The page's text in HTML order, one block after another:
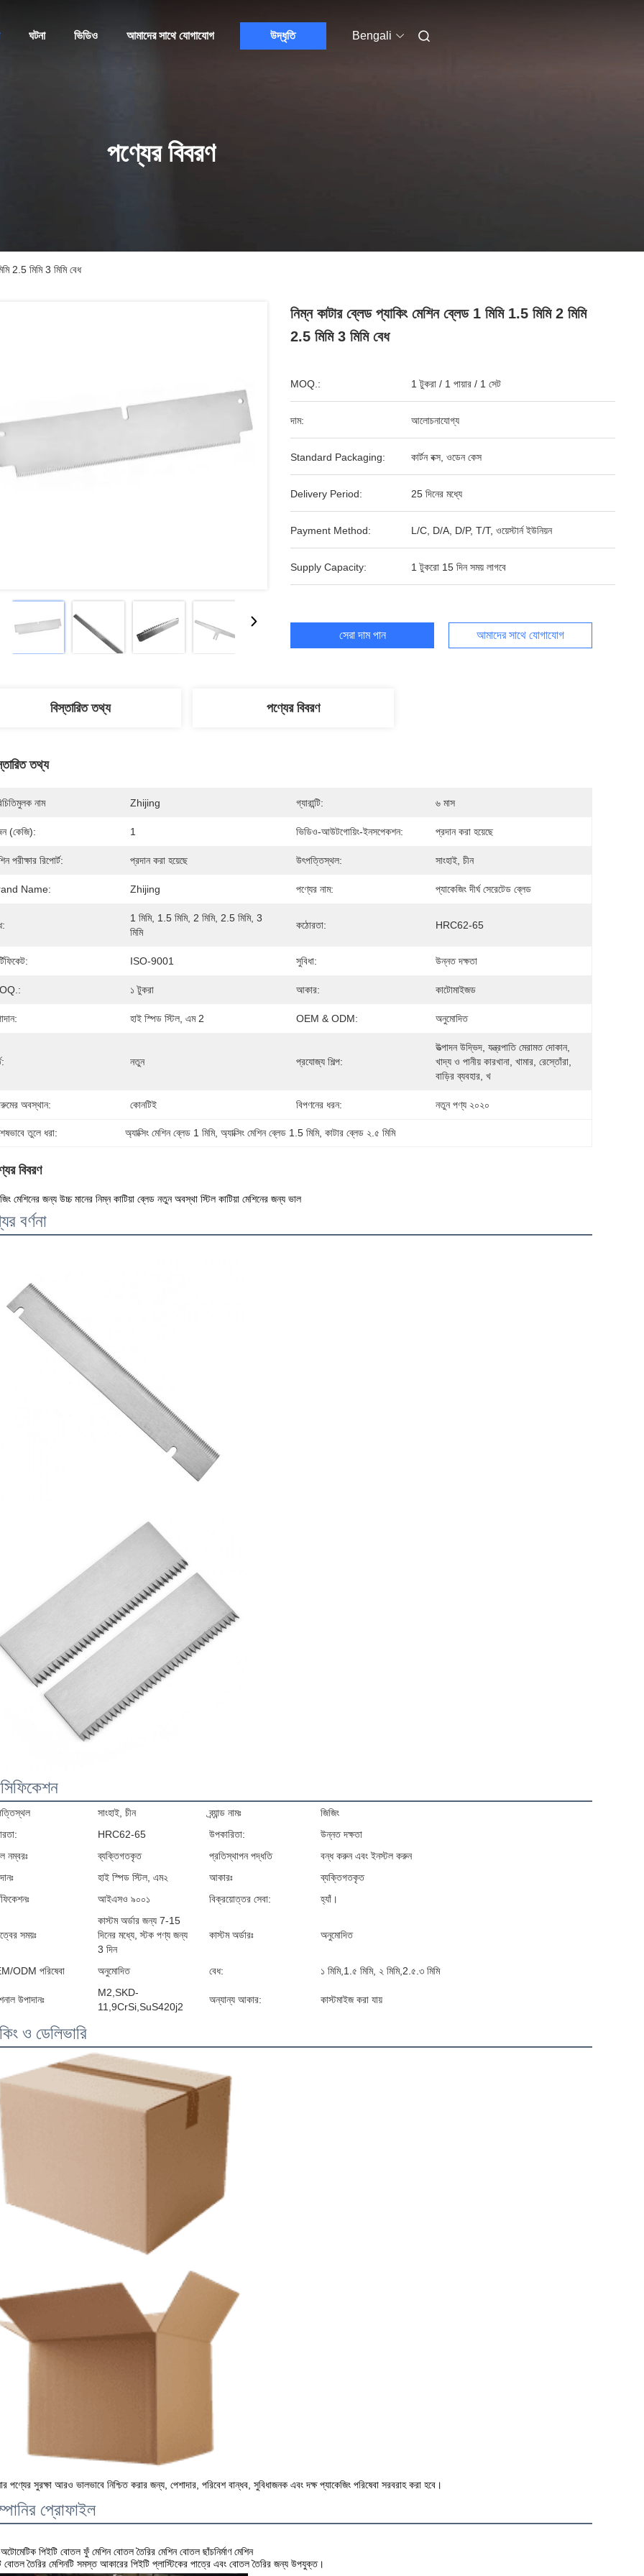
ঘটনা ভিডিও আমাদের সাথে যোগাযোগ উদ্ধৃতি Bengali
পণ্যের বিবরণ
2.5 মিমি 3 মিমি বেধ
নিম্ন কাটার ব্লেড প্যাকিং মেশিন ব্লেড 1 মিমি 1.5 মিমি 2 মিমি
2.5 মিমি 3 মিমি বেধ
MOQ.: 1 টুকরা / 1 পায়ার / 1 সেট
দাম: আলোচনাযোগ্য
Standard Packaging: কার্টন বক্স, ওডেন কেস
Delivery Period: 25 দিনের মধ্যে
Payment Method: L/C, D/A, D/P, T/T, ওয়েস্টার্ন ইউনিয়ন
Supply Capacity: 1 টুকরো 15 দিন সময় লাগবে
সেরা দাম পান আমাদের সাথে যোগাযোগ
বিস্তারিত তথ্য পণ্যের বিবরণ
তথ্য
নাম Zhijing গ্যারান্টি: ৬ মাস
(কেজি): 1 ভিডিও-আউটগোয়িং-ইনসপেকশন: প্রদান করা হয়েছে
পরীক্ষার রিপোর্ট: প্রদান করা হয়েছে উৎপত্তিস্থল: সাংহাই, চীন
Name: Zhijing পণ্যের নাম: প্যাকেজিং দীর্ঘ সেরেটেড ব্লেড
1 মিমি, 1.5 মিমি, 2 মিমি, 2.5 মিমি, 3
মিমি
কঠোরতা: HRC62-65
ISO-9001 সুবিধা: উন্নত দক্ষতা
১ টুকরা আকার: কাটোমাইজড
হাই স্পিড স্টিল, এম 2 OEM & ODM: অনুমোদিত
নতুন প্রযোজ্য শিল্প:
উত্পাদন উদ্ভিদ, যন্ত্রপাতি মেরামত দোকান,
খাদ্য ও পানীয় কারখানা, খামার, রেস্তোঁরা,
বাড়ির ব্যবহার, খ
অবস্থান: কোনটিই বিপণনের ধরন: নতুন পণ্য ২০২০
তুলে ধরা: অ্যাক্সিং মেশিন ব্লেড 1 মিমি, অ্যাক্সিং মেশিন ব্লেড 1.5 মিমি, কাটার ব্লেড ২.৫ মিমি
বিবরণ
মেশিনের জন্য উচ্চ মানের নিম্ন কাটিয়া ব্লেড নতুন অবস্থা স্টিল কাটিয়া মেশিনের জন্য ভাল
বর্ণনা
সাংহাই, চীন ব্র্যান্ড নামঃ
জিজিং
HRC62-65 উপকারিতা:
উন্নত দক্ষতা
নম্বরঃ
ব্যক্তিগতকৃত প্রতিস্থাপন পদ্ধতি
বন্ধ করুন এবং ইনস্টল করুন
হাই স্পিড স্টিল, এম২ আকারঃ
ব্যক্তিগতকৃত
আইএসও ৯০০১ বিক্রয়োত্তর সেবা: হ্যাঁ।
সময়ঃ
কাস্টম অর্ডার জন্য 7-15
দিনের মধ্যে, স্টক পণ্য জন্য
3 দিন
কাস্টম অর্ডারঃ অনুমোদিত
ODM পরিষেবা অনুমোদিত বেধ: ১ মিমি,1.৫ মিমি, ২ মিমি,2.৫.৩ মিমি
উপাদানঃ
M2,SKD-
11,9CrSi,SuS420j2
অন্যান্য আকার: কাস্টমাইজ করা যায়
ও ডেলিভারি
পণ্যের সুরক্ষা আরও ভালভাবে নিশ্চিত করার জন্য, পেশাদার, পরিবেশ বান্ধব, সুবিধাজনক এবং দক্ষ প্যাকেজিং পরিষেবা সরবরাহ করা হবে।
প্রোফাইল
পিইটি বোতল ফুঁ মেশিন বোতল তৈরির মেশিন বোতল ছাঁচনির্মাণ মেশিন
বোতল তৈরির মেশিনটি সমস্ত আকারের পিইটি প্লাস্টিকের পাত্রে এবং বোতল তৈরির জন্য উপযুক্ত।